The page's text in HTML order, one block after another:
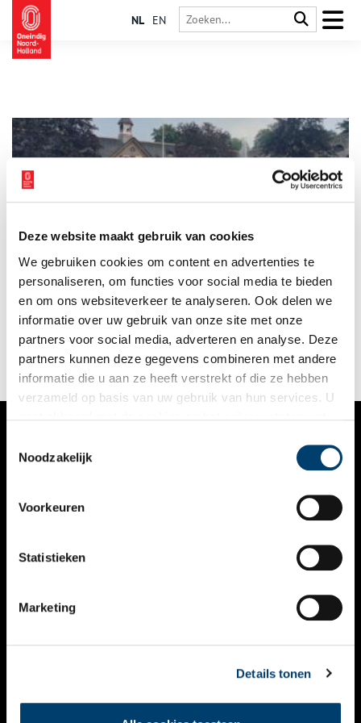
Deze website maakt gebruik van cookies
We gebruiken cookies om content en advertenties te
personaliseren, om functies voor social media te bieden
en om ons websiteverkeer te analyseren. Ook delen we
informatie over uw gebruik van onze site met onze
partners voor social media, adverteren en analyse. Deze
partners kunnen deze gegevens combineren met andere
informatie die u aan ze heeft verstrekt of die ze hebben
verzameld op basis van uw gebruik van hun services. U
Noodzakelijk
Voorkeuren
Statistieken
Marketing
Details tonen
NL EN
De Helderse architect K.P.C. de Bazel is vooral bekend van zijn
ontwerp voor het monumentale hoofdkantoor van de
Nederlandsche Handel-Maatschappij in Amsterdam, een
gebouw dat zijn naam draagt. Maar weinig mensen weten dat
hij ook in het Gooi actief is geweest. In zijn woonplaats
Bussum ontwierp hij woningen, parken en zelfs een heuse
modelmelkerij.
VERHALEN
KALENDER
THEMA’S
VIDEO’S
CONTACT